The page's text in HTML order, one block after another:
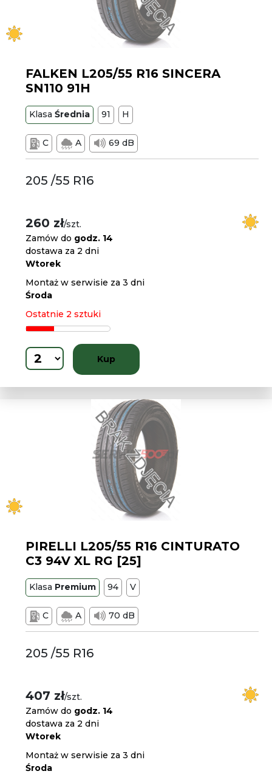
FALKEN L205/55 R16 SINCERA
SN110 91H
KlasaŚrednia 91 H
C A 69 dB
205 /55 R16
260 zł/szt.
Zamów do godz. 14
dostawa za 2 dni
Wtorek
Montaż w serwisie za 3 dni
Środa
Ostatnie 2 sztuki
Kup
PIRELLI L205/55 R16 CINTURATO
C3 94V XL RG [25]
Klasa Premium 94 V
C A 70 dB
205 /55 R16
407 zł/szt.
Zamów do godz. 14
dostawa za 2 dni
Wtorek
Montaż w serwisie za 3 dni
Środa